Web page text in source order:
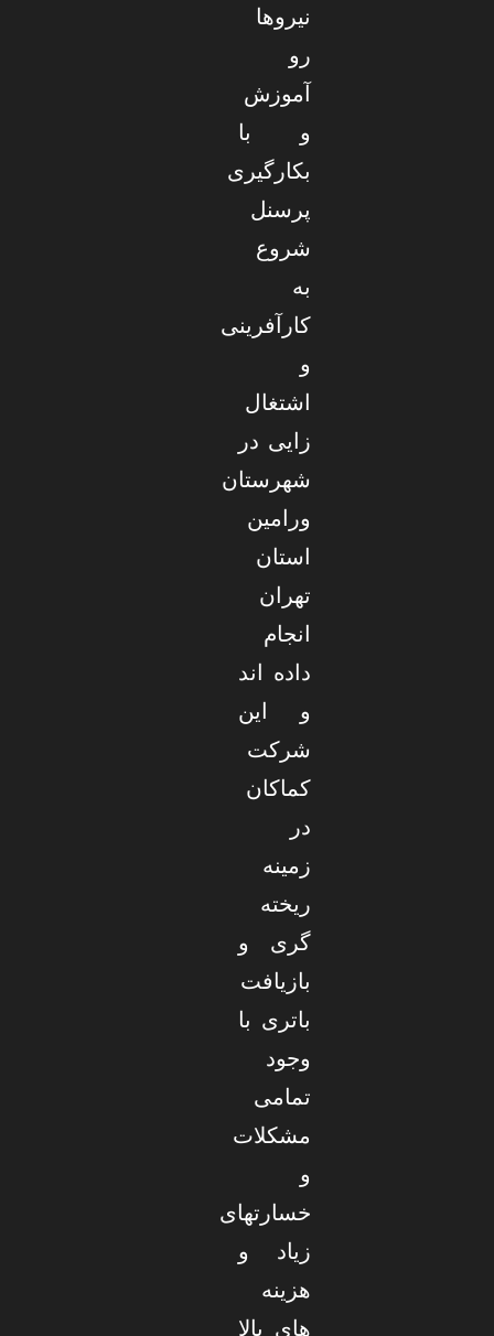
نیروها
رو
آموزش
و با
بکارگیری
پرسنل
شروع
به
کارآفرینی
و
اشتغال
زایی در
شهرستان
ورامین
استان
تهران
انجام
داده اند
و این
شرکت
کماکان
در
زمینه
ریخته
گری و
بازیافت
باتری با
وجود
تمامی
مشکلات
و
خسارتهای
زیاد و
هزینه
های بالا